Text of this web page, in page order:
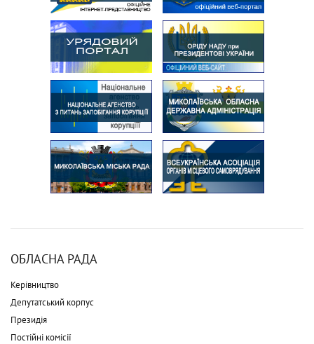
ОБЛАСНА РАДА
Керівництво
Депутатський корпус
Президія
Постійні комісії